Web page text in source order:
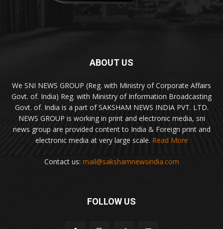
ABOUT US
We SNI NEWS GROUP (Reg. with Ministry of Corporate Affairs
Govt. of. India) Reg. with Ministry of Information Broadcasting
Govt. of. India is a part of SAKSHAM NEWS INDIA PVT. LTD.
NEWS GROUP is working in print and electronic media, sni
news group are provided content to India & Foreign print and
electronic media at very large scale. Read More
Contact us: mail@sakshamnewsindia.com
FOLLOW US